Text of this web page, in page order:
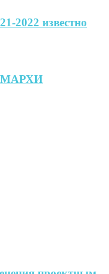
2022 известно
МАРХИ